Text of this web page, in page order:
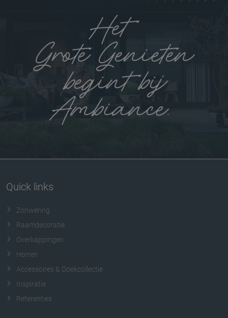
Quick links
Zonwering
Raamdecoratie
Overkappingen
Horren
Accessoires & Doekcollectie
Inspiratie
Referenties